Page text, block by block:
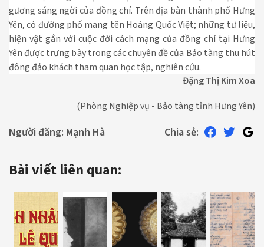
gương sáng ngời của đồng chí. Trên địa bàn thành phố Hưng
Yên, có đường phố mang tên Hoàng Quốc Việt; những tư liệu,
hiện vật gắn với cuộc đời cách mạng của đồng chí tại Hưng
Yên được trưng bày trong các chuyên đề của Bảo tàng thu hút
đông đảo khách tham quan học tập, nghiên cứu.
Đặng Thị Kim Xoa
(Phòng Nghiệp vụ - Bảo tàng tỉnh Hưng Yên)
Người đăng: Mạnh Hà Chia sẻ:
Bài viết liên quan: